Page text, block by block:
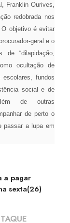
Franklin Ourives,
redobrada nos
objetivo é evitar
geral e o
“dilapidação,
ocultação de
fundos
social e de
de outras
de perto o
passar a lupa em
a pagar
sexta(26)